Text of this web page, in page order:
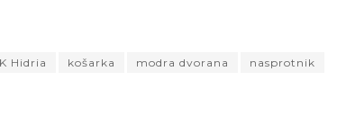
Hidria košarka modra dvorana
nasprotnik